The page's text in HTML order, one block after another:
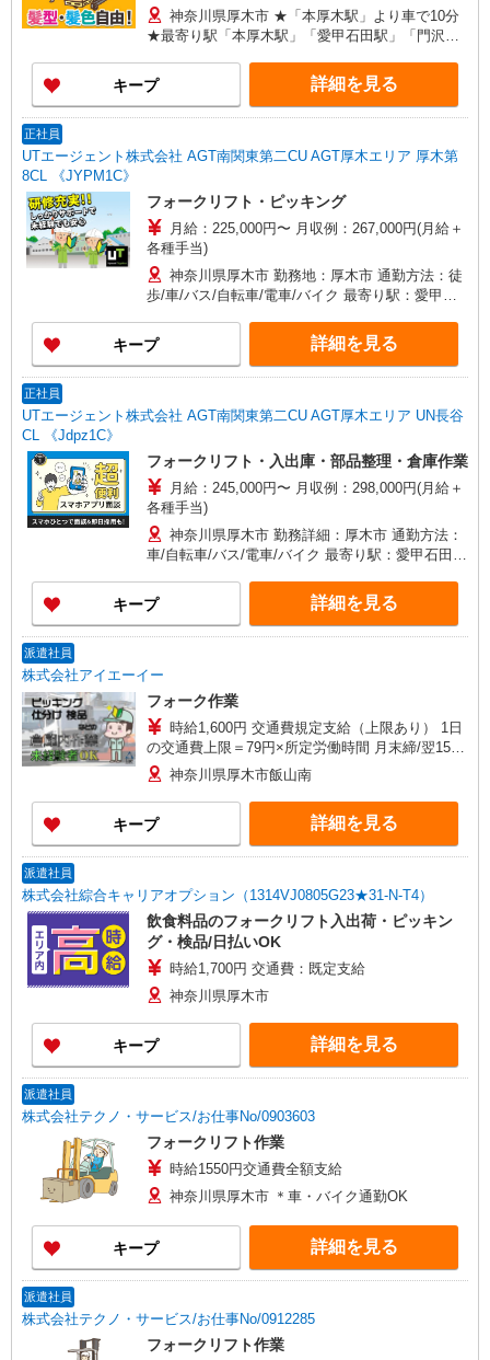
神奈川県厚木市 ★「本厚木駅」より車で10分
★最寄り駅「本厚木駅」「愛甲石田駅」「門沢橋
キープ 詳細を見る
正社員
UTエージェント株式会社 AGT南関東第二CU AGT厚木エリア 厚木第
8CL 《JYPM1C》
フォークリフト・ピッキング
月給：225,000円〜 月収例：267,000円(月給＋
各種手当)
神奈川県厚木市 勤務地：厚木市 通勤方法：徒
歩/車/バス/自転車/電車/バイク 最寄り駅：愛甲石
※バス停：森の里青山より徒歩6分、厚木西高校よ
り徒歩10分
キープ 詳細を見る
正社員
UTエージェント株式会社 AGT南関東第二CU AGT厚木エリア UN長谷
CL 《Jdpz1C》
フォークリフト・入出庫・部品整理・倉庫作業
月給：245,000円〜 月収例：298,000円(月給＋
各種手当)
神奈川県厚木市 勤務詳細：厚木市 通勤方法：
車/自転車/バス/電車/バイク 最寄り駅：愛甲石田駅
キープ 詳細を見る
派遣社員
株式会社アイエーイー
フォーク作業
時給1,600円 交通費規定支給（上限あり） 1日
の交通費上限＝79円×所定労働時間 月末締/翌15日
払 神奈川県厚木市飯山南
キープ 詳細を見る
派遣社員
株式会社綜合キャリアオプション（1314VJ0805G23★31-N-T4）
飲食料品のフォークリフト入出荷・ピッキン
グ・検品/日払いOK
時給1,700円 交通費：既定支給
神奈川県厚木市
キープ 詳細を見る
派遣社員
株式会社テクノ・サービス/お仕事No/0903603
フォークリフト作業
時給1550円交通費全額支給
神奈川県厚木市 ＊車・バイク通勤OK
キープ 詳細を見る
派遣社員
株式会社テクノ・サービス/お仕事No/0912285
フォークリフト作業